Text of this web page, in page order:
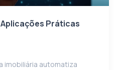
Práticas
imobiliária automatiza